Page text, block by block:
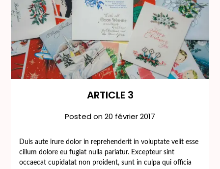
ARTICLE 3
Posted on20 février 2017
Duis aute irure dolor in reprehenderit in voluptate velit esse
cillum dolore eu fugiat nulla pariatur. Excepteur sint
occaecat cupidatat non proident, sunt in culpa qui officia